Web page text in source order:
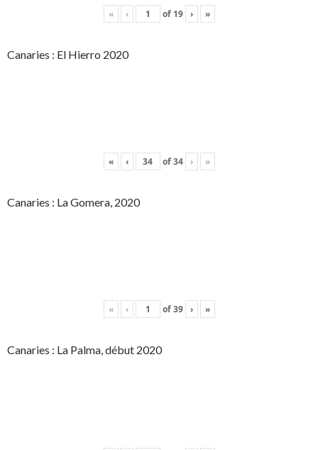
« ‹ of 19 › »
Canaries : El Hierro 2020
« ‹ of34 › »
Canaries : La Gomera, 2020
« ‹ of39 › »
Canaries : La Palma, début 2020